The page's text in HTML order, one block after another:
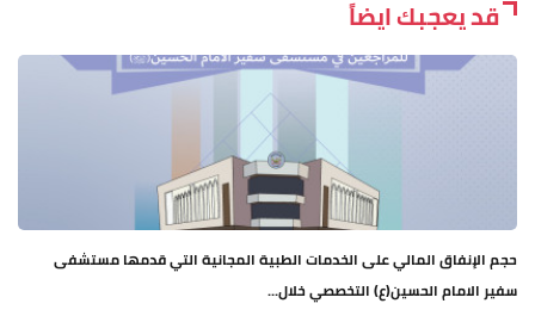
قد يعجبك ايضاً
حجم الإنفاق المالي على الخدمات الطبية المجانية التي قدمها مستشفى
سفير الامام الحسين(ع) التخصصي خلال...